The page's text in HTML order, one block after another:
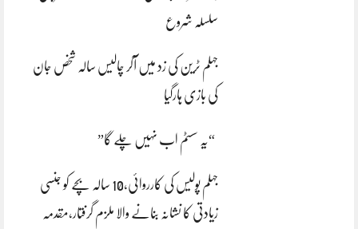
سلسلہ شروع
جہلم ٹرین کی زد میں آکر چالیس سالہ شخص جان
کی بازی ہارگیا
“یہ سسٹم اب نہیں چلے گا”
جہلم پولیس کی کارروائی،10 سالہ بچے کو جنسی
زیادتی کا نشانہ بنانے والا ملزم گرفتار،مقدمہ